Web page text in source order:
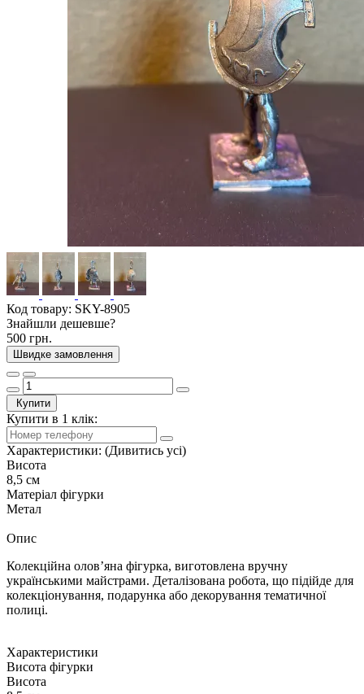
Код товару: SKY-8905
Знайшли дешевше?
500 грн.
Швидке замовлення
Купити
Купити в 1 клік:
Характеристики: (Дивитись усі)
Висота
8,5 см
Матеріал фігурки
Метал
Опис
Колекційна олов’яна фігурка, виготовлена вручну
українськими майстрами. Деталізована робота, що підійде для
колекціонування, подарунка або декорування тематичної
полиці.
Характеристики
Висота фігурки
Висота